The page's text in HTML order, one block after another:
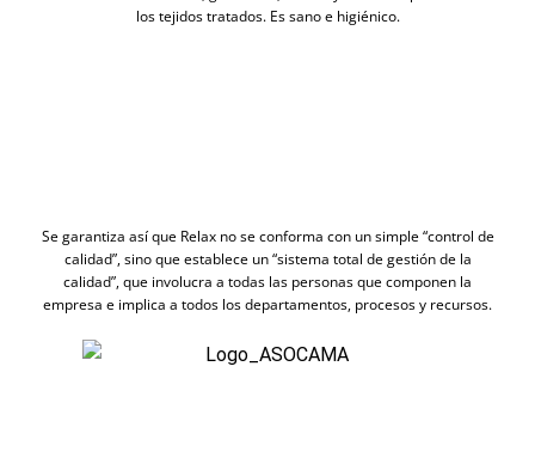
los tejidos tratados. Es sano e higiénico.
Se garantiza así que Relax no se conforma con un simple “control de
calidad”, sino que establece un “sistema total de gestión de la
calidad”, que involucra a todas las personas que componen la
empresa e implica a todos los departamentos, procesos y recursos.